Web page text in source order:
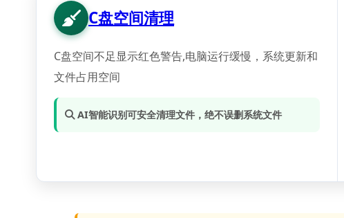
C盘空间清理
C盘空间不足显示红色警告,电脑运行缓慢，系统更新和
文件占用空间
AI智能识别可安全清理文件，绝不误删系统文件